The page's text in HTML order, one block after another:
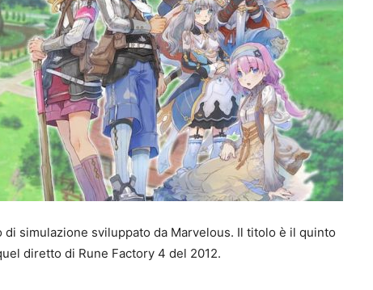
simulazione sviluppato da Marvelous. Il titolo è il quinto
diretto di Rune Factory 4 del 2012.